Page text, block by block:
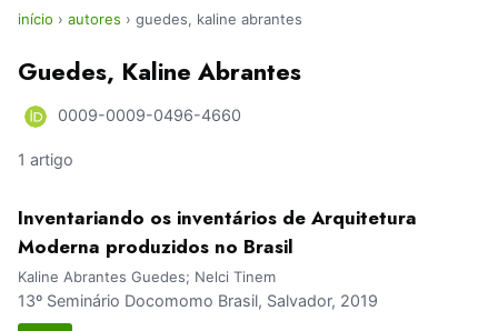
início › autores › guedes, kaline abrantes
Guedes, Kaline Abrantes
0009-0009-0496-4660
1 artigo
Inventariando os inventários de Arquitetura
Moderna produzidos no Brasil
Kaline Abrantes Guedes; Nelci Tinem
13º Seminário Docomomo Brasil, Salvador, 2019